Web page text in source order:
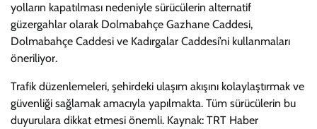
yolların kapatılması nedeniyle sürücülerin alternatif
güzergahlar olarak Dolmabahçe Gazhane Caddesi,
Dolmabahçe Caddesi ve Kadırgalar Caddesi’ni kullanmaları
öneriliyor.
Trafik düzenlemeleri, şehirdeki ulaşım akışını kolaylaştırmak ve
güvenliği sağlamak amacıyla yapılmakta. Tüm sürücülerin bu
duyurulara dikkat etmesi önemli. Kaynak: TRT Haber